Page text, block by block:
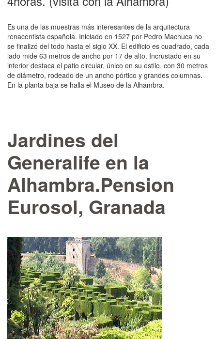
Es una de las mues­tras más interesantes de la arquitectura
renacentista española. Iniciado en 1527 por Pedro Machuca no
se finalizó del todo hasta el siglo XX. El edi­ficio es cuadrado, cada
lado mide 63 metros de ancho por 17 de alto. Incrustado en su
interior destaca el patio circular, único en su estilo, con 30 metros
de diámetro, rodeado de un ancho pórti­co y grandes columnas.
En la planta baja se halla el Museo de la Alhambra.
Jardines del
Generalife en la
Alhambra.Pension
Eurosol, Granada